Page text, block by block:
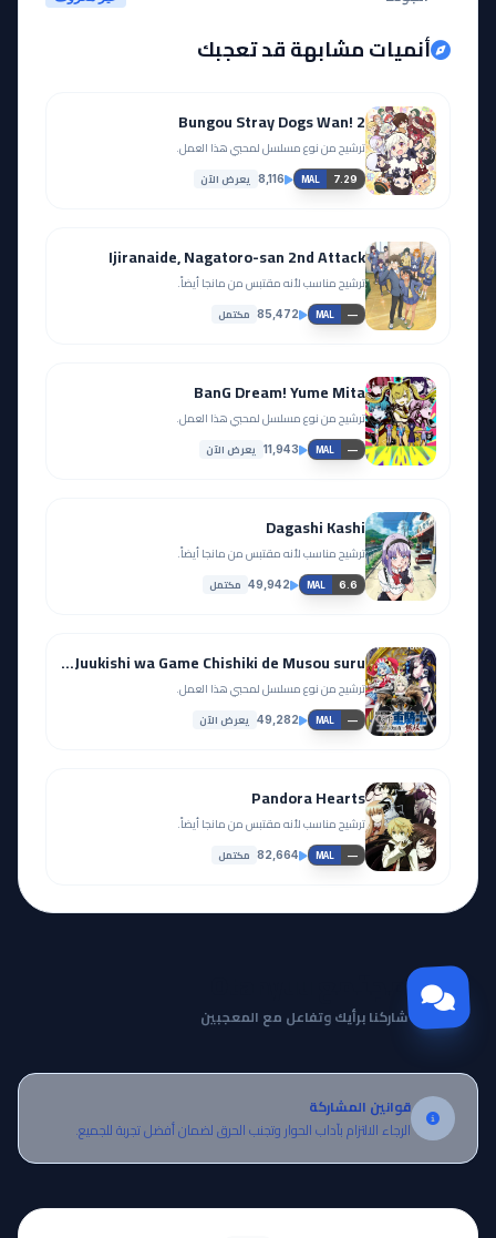
أنميات مشابهة قد تعجبك
Bungou Stray Dogs Wan! 2
ترشيح من نوع مسلسل لمحبي هذا العمل.
MAL 7.29
8,116 يعرض الآن
Ijiranaide, Nagatoro-san 2nd Attack
ترشيح مناسب لأنه مقتبس من مانجا أيضاً.
MAL —
85,472 مكتمل
BanG Dream! Yume Mita
ترشيح من نوع مسلسل لمحبي هذا العمل.
MAL —
11,943 يعرض الآن
Dagashi Kashi
ترشيح مناسب لأنه مقتبس من مانجا أيضاً.
MAL 6.6
49,942 مكتمل
Tsuihou sareta Tensei Juukishi wa Game Chishiki de Musou suru
ترشيح من نوع مسلسل لمحبي هذا العمل.
MAL —
49,282 يعرض الآن
Pandora Hearts
ترشيح مناسب لأنه مقتبس من مانجا أيضاً.
MAL —
82,664 مكتمل
مجتمع Otanyuu
شاركنا برأيك وتفاعل مع المعجبين
قوانين المشاركة
الرجاء الالتزام بآداب الحوار وتجنب الحرق لضمان أفضل تجربة للجميع.